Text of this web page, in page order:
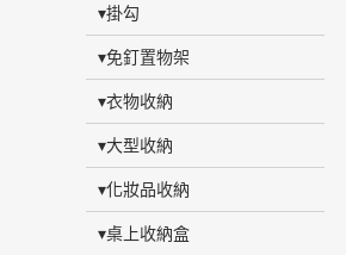
▾掛勾
▾免釘置物架
▾衣物收納
▾大型收納
▾化妝品收納
▾桌上收納盒